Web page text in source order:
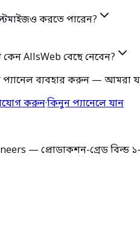
করতে পারেন?
AllsWeb বেছে নেবেন?
ব্যবহার করুন — আমরা
করুন·কিনুন প্যানেলে যান
— প্রোডাকশন-গ্রেড বিল্ড